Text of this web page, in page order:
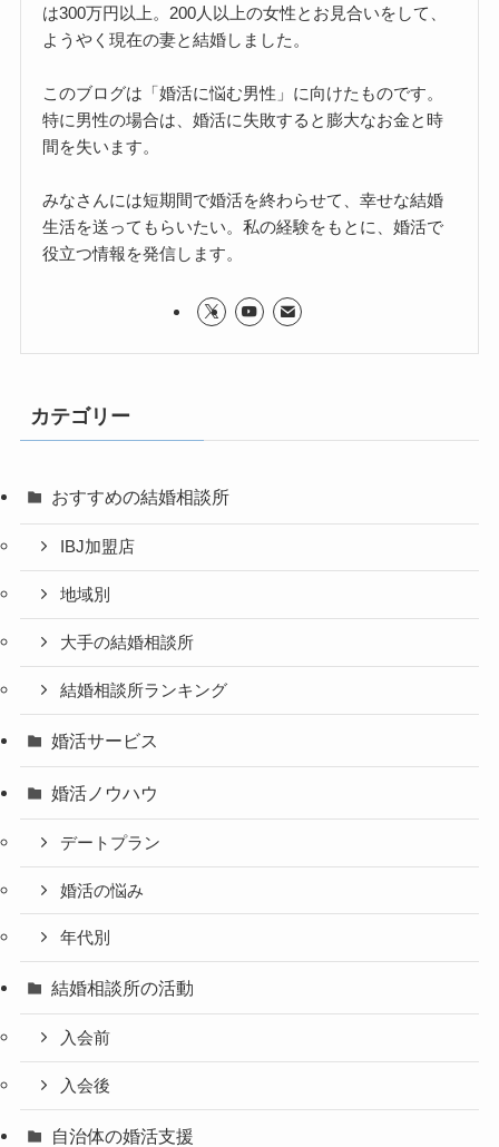
は300万円以上。200人以上の女性とお見合いをして、
ようやく現在の妻と結婚しました。
このブログは「婚活に悩む男性」に向けたものです。
特に男性の場合は、婚活に失敗すると膨大なお金と時
間を失います。
みなさんには短期間で婚活を終わらせて、幸せな結婚
生活を送ってもらいたい。私の経験をもとに、婚活で
役立つ情報を発信します。
カテゴリー
おすすめの結婚相談所
IBJ加盟店
地域別
大手の結婚相談所
結婚相談所ランキング
婚活サービス
婚活ノウハウ
デートプラン
婚活の悩み
年代別
結婚相談所の活動
入会前
入会後
自治体の婚活支援